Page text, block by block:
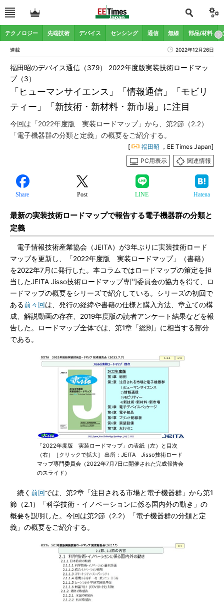
テクノロジー 先端技術 デバイス センシング 通信 無線 部品/材料
連載 2022年12月26日
「ヒューマンサイエンス」「情報通信」「モビリ
ティー」「新技術・新材料・新市場」に注目
福田昭のデバイス通信（379） 2022年度版実装技術ロードマッ
プ（3）
今回は「2022年度版 実装ロードマップ」から、第2節（2.2）
「電子機器群の分類と定義」の概要をご紹介する。
[ 福田昭 ，EE Times Japan]
PC用表示
関連情報
Share Post LINE Hatena
最新の実装技術ロードマップで報告する電子機器群の分類と
定義
電子情報技術産業協会（JEITA）が3年ぶりに実装技術ロード
マップを更新し、「2022年度版 実装ロードマップ」（書籍）
を2022年7月に発行した。本コラムではロードマップの策定を担
当したJEITA Jisso技術ロードマップ専門委員会の協力を得て、ロ
ードマップの概要をシリーズで紹介している。シリーズの初回で
ある前々回は、発行の経緯や書籍の仕様と購入方法、章立ての構
成、解説動画の存在、2019年度版の読者アンケート結果などを報
告した。ロードマップ全体では、第1章「総則」に相当する部分
である。
「2022年度版 実装ロードマップ」の表紙（左）と目次
（右）［クリックで拡大］ 出所：JEITA Jisso技術ロード
マップ専門委員会（2022年7月7日に開催された完成報告会
のスライド）
続く 前回では、第2章「注目される市場と電子機器群」から第1
節（2.1）「科学技術・イノベーションに係る国内外の動き」の
概要を説明した。今回は第2節（2.2）「電子機器群の分類と定
義」の概要をご紹介する。